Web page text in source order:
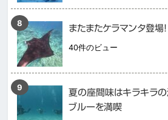
またまたケラマンタ登場！
40件のビュー
夏の座間味はキラキラの
ブルーを満喫